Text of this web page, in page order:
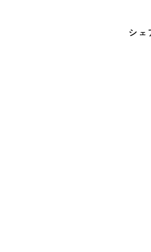
シェ